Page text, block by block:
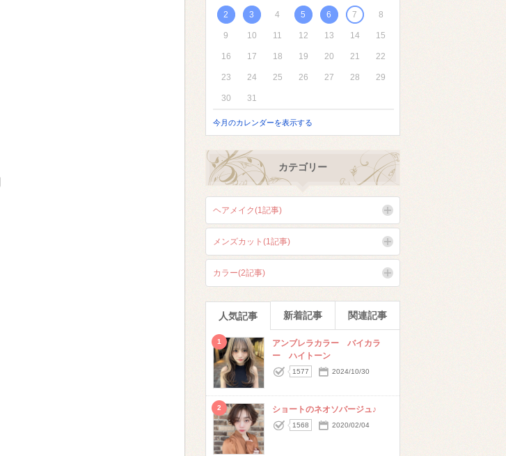
2 3 4 5 6 7 8
9 10 11 12 13 14 15
16 17 18 19 20 21 22
23 24 25 26 27 28 29
30 31
今月のカレンダーを表示する
カテゴリー
ヘアメイク(1記事)
メンズカット(1記事)
カラー(2記事)
人気記事 新着記事 関連記事
1
アンブレラカラー バイカラ
ー ハイトーン
1577 2024/10/30
2 ショートのネオソバージュ♪
1568 2020/02/04